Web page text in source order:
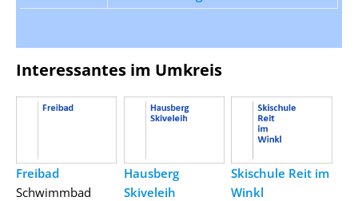
Interessantes im Umkreis
Freibad
Schwimmbad
Hausberg
Skiveleih
Skischule Reit im
Winkl